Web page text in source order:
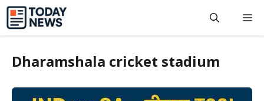
Skip
content
Dharamshala cricket stadium